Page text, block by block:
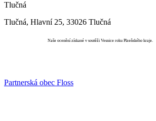
Tlučná
Tlučná, Hlavní 25, 33026 Tlučná
Naše ocenění získané v soutěži Vesnice roku Plzeňského kraje.
Partnerská obec Floss